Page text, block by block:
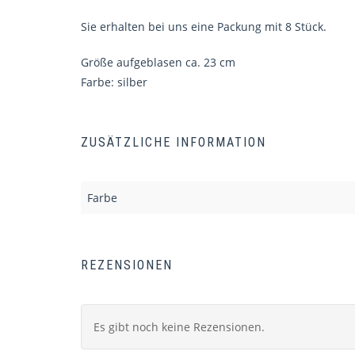
Sie erhalten bei uns eine Packung mit 8 Stück.
Größe aufgeblasen ca. 23 cm
Farbe: silber
ZUSÄTZLICHE INFORMATION
Farbe
REZENSIONEN
Es gibt noch keine Rezensionen.